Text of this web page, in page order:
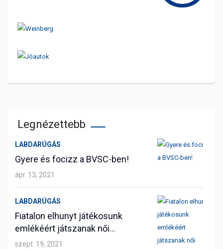
Legnézettebb
LABDARÚGÁS
Gyere és focizz a BVSC-ben!
ápr. 13, 2021
LABDARÚGÁS
Fiatalon elhunyt játékosunk
emlékéért játszanak női
labdarúgóink
szept. 19, 2021